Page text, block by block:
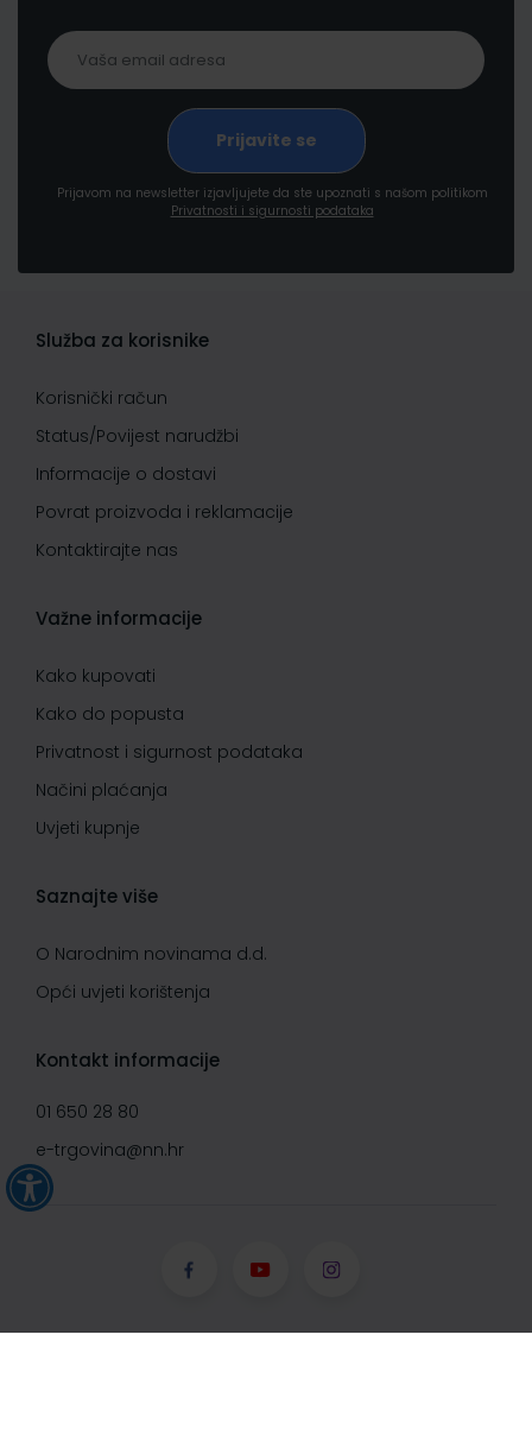
Prijavom na newsletter izjavljujete da ste upoznati s našom politikom
Privatnosti i sigurnosti podataka
Služba za korisnike
Korisnički račun
Status/Povijest narudžbi
Informacije o dostavi
Povrat proizvoda i reklamacije
Kontaktirajte nas
Važne informacije
Kako kupovati
Kako do popusta
Privatnost i sigurnost podataka
Načini plaćanja
Uvjeti kupnje
Saznajte više
O Narodnim novinama d.d.
Opći uvjeti korištenja
Kontakt informacije
01 650 28 80
e-trgovina@nn.hr